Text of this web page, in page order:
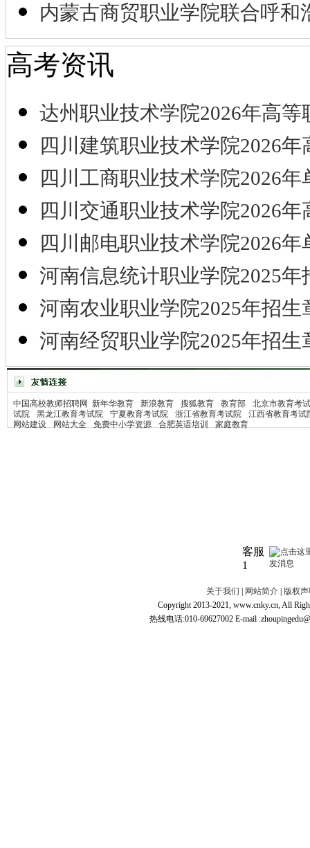
内蒙古商贸职业学院联合呼和
高考资讯
达州职业技术学院2026年高等
四川建筑职业技术学院2026年
四川工商职业技术学院2026年
四川交通职业技术学院2026年
四川邮电职业技术学院2026年
河南信息统计职业学院2025年
河南农业职业学院2025年招生
河南经贸职业学院2025年招生
中国高校教师招聘网 新年华教育 新浪教育 搜狐教育 教育部
北京市教育考
试院
黑龙江教育考试院 宁夏教育考试院 浙江省教育考试院
江西省教育考试
网站建设
网站大全 免费中小学资源 合肥英语培训 家庭教育
客服
1
关于我们 | 网站简介 | 版权
Copyright 2013-2021, www.cnky.cn, All
热线电话:010-69627002 E-mail